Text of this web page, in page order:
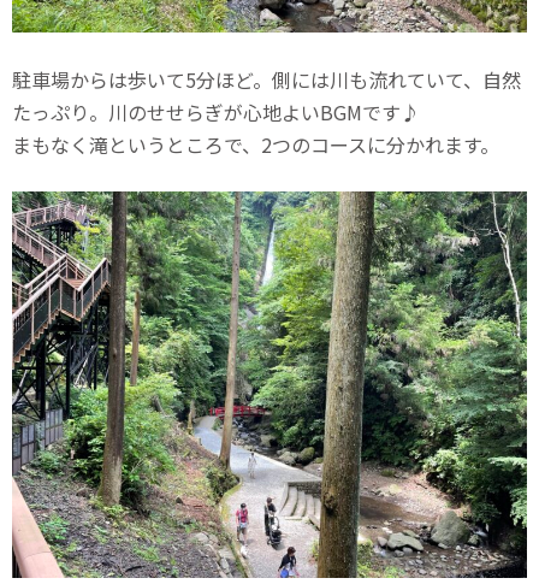
駐車場からは歩いて5分ほど。側には川も流れていて、自然
たっぷり。川のせせらぎが心地よいBGMです♪
まもなく滝というところで、2つのコースに分かれます。